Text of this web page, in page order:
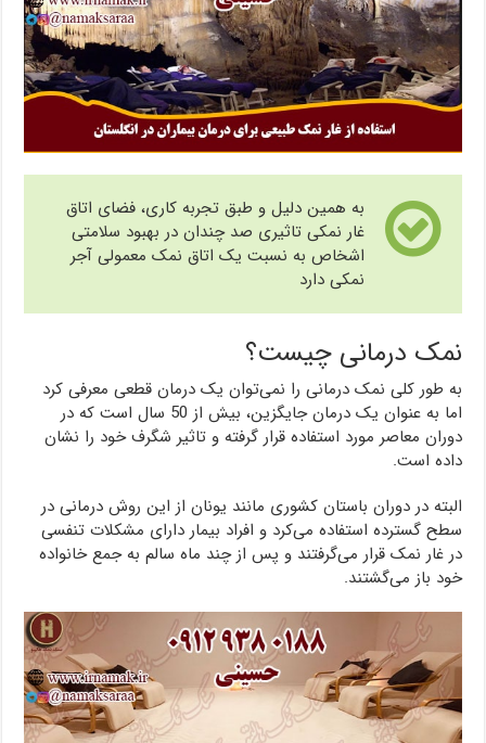
به همین دلیل و طبق تجربه کاری، فضای اتاق
غار نمکی تاثیری صد چندان در بهبود سلامتی
اشخاص به نسبت یک اتاق نمک معمولی آجر
نمکی دارد
نمک درمانی چیست؟
به طور کلی نمک درمانی را نمی‌توان یک درمان قطعی معرفی کرد
اما به عنوان یک درمان جایگزین، بیش از 50 سال است که در
دوران معاصر مورد استفاده قرار گرفته و تاثیر شگرف خود را نشان
داده است.
البته در دوران باستان کشوری مانند یونان از این روش درمانی در
سطح گسترده استفاده می‌کرد و افراد بیمار دارای مشکلات تنفسی
در غار نمک قرار می‌گرفتند و پس از چند ماه سالم به جمع خانواده
خود باز می‌گشتند.